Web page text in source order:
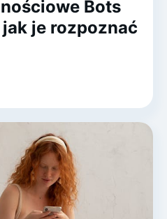
Bots
je rozpoznać